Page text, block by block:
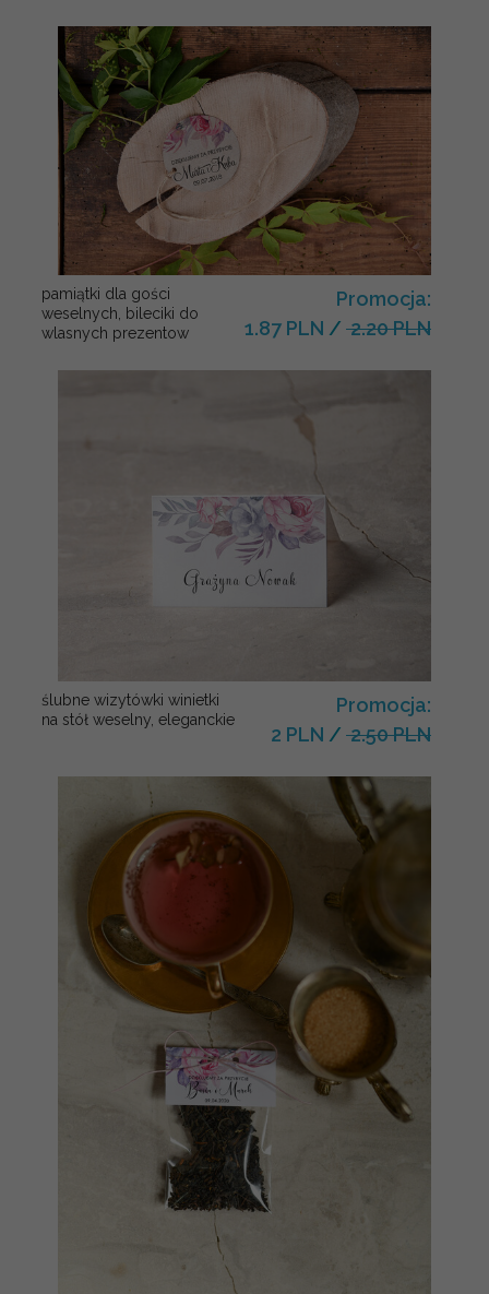
pamiątki dla gości
weselnych, bileciki do
wlasnych prezentow
Promocja:
1.87 PLN / 2.20 PLN
ślubne wizytówki winietki
na stół weselny, eleganckie
Promocja:
2 PLN / 2.50 PLN